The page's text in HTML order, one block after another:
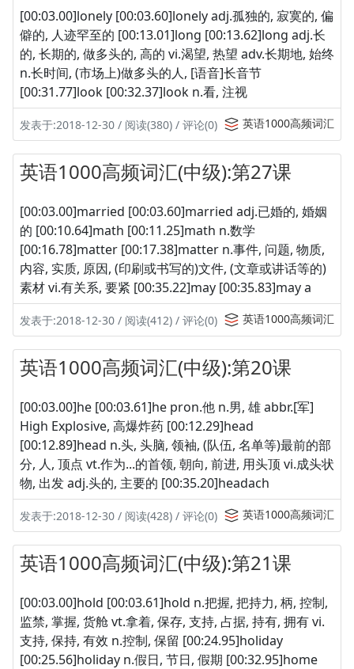
[00:03.00]lonely [00:03.60]lonely adj.孤独的, 寂寞的, 偏
僻的, 人迹罕至的 [00:13.01]long [00:13.62]long adj.长
的, 长期的, 做多头的, 高的 vi.渴望, 热望 adv.长期地, 始终
n.长时间, (市场上)做多头的人, [语音]长音节
[00:31.77]look [00:32.37]look n.看, 注视
发表于:2018-12-30 / 阅读(380) / 评论(0) 英语1000高频词汇
英语1000高频词汇(中级):第27课
[00:03.00]married [00:03.60]married adj.已婚的, 婚姻
的 [00:10.64]math [00:11.25]math n.数学
[00:16.78]matter [00:17.38]matter n.事件, 问题, 物质,
内容, 实质, 原因, (印刷或书写的)文件, (文章或讲话等的)
素材 vi.有关系, 要紧 [00:35.22]may [00:35.83]may a
发表于:2018-12-30 / 阅读(412) / 评论(0) 英语1000高频词汇
英语1000高频词汇(中级):第20课
[00:03.00]he [00:03.61]he pron.他 n.男, 雄 abbr.[军]
High Explosive, 高爆炸药 [00:12.29]head
[00:12.89]head n.头, 头脑, 领袖, (队伍, 名单等)最前的部
分, 人, 顶点 vt.作为...的首领, 朝向, 前进, 用头顶 vi.成头状
物, 出发 adj.头的, 主要的 [00:35.20]headach
发表于:2018-12-30 / 阅读(428) / 评论(0) 英语1000高频词汇
英语1000高频词汇(中级):第21课
[00:03.00]hold [00:03.61]hold n.把握, 把持力, 柄, 控制,
监禁, 掌握, 货舱 vt.拿着, 保存, 支持, 占据, 持有, 拥有 vi.
支持, 保持, 有效 n.控制, 保留 [00:24.95]holiday
[00:25.56]holiday n.假日, 节日, 假期 [00:32.95]home